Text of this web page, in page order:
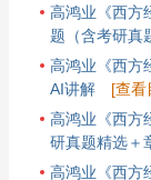
高鸿业《西方
题（含考研真
高鸿业《西方
AI讲解
[查看
高鸿业《西方
研真题精选＋
高鸿业《西方